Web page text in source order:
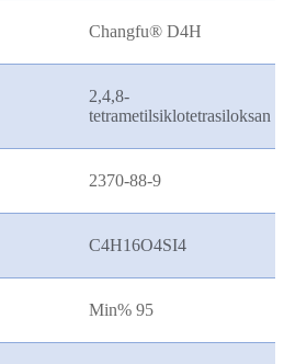
Changfu® D4H
2,4,8-
tetrametilsiklotetrasiloksan
2370-88-9
C4H16O4SI4
Min% 95